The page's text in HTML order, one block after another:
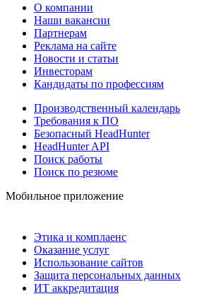
О компании
Наши вакансии
Партнерам
Реклама на сайте
Новости и статьи
Инвесторам
Кандидаты по профессиям
Производственный календарь
Требования к ПО
Безопасный HeadHunter
HeadHunter API
Поиск работы
Поиск по резюме
Мобильное приложение
Этика и комплаенс
Оказание услуг
Использование сайтов
Защита персональных данных
ИТ аккредитация